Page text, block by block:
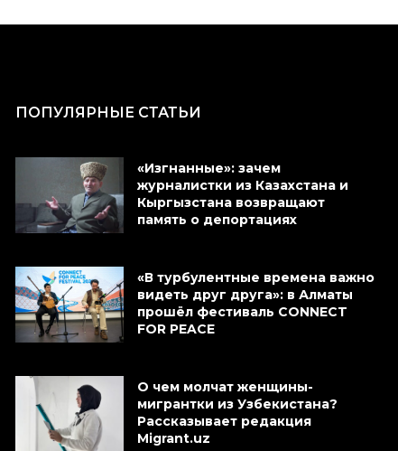
ПОПУЛЯРНЫЕ СТАТЬИ
«Изгнанные»: зачем
журналистки из Казахстана и
Кыргызстана возвращают
память о депортациях
«В турбулентные времена важно
видеть друг друга»: в Алматы
прошёл фестиваль CONNECT
FOR PEACE
О чем молчат женщины-
мигрантки из Узбекистана?
Рассказывает редакция
Migrant.uz